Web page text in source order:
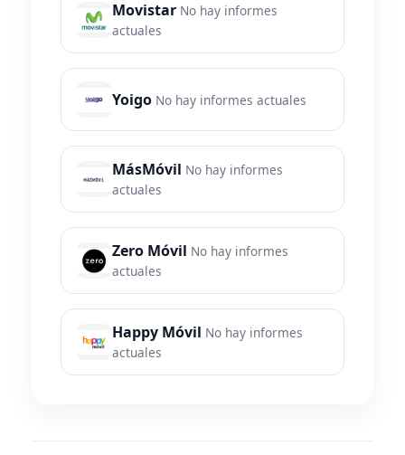
Movistar No hay informes
actuales
Yoigo No hay informes actuales
MásMóvil No hay informes
actuales
Zero Móvil No hay informes
actuales
Happy Móvil No hay informes
actuales